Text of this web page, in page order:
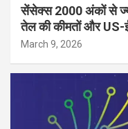
सेंसेक्स 2000 अंकों से
तेल की कीमतों और US-
March 9, 2026